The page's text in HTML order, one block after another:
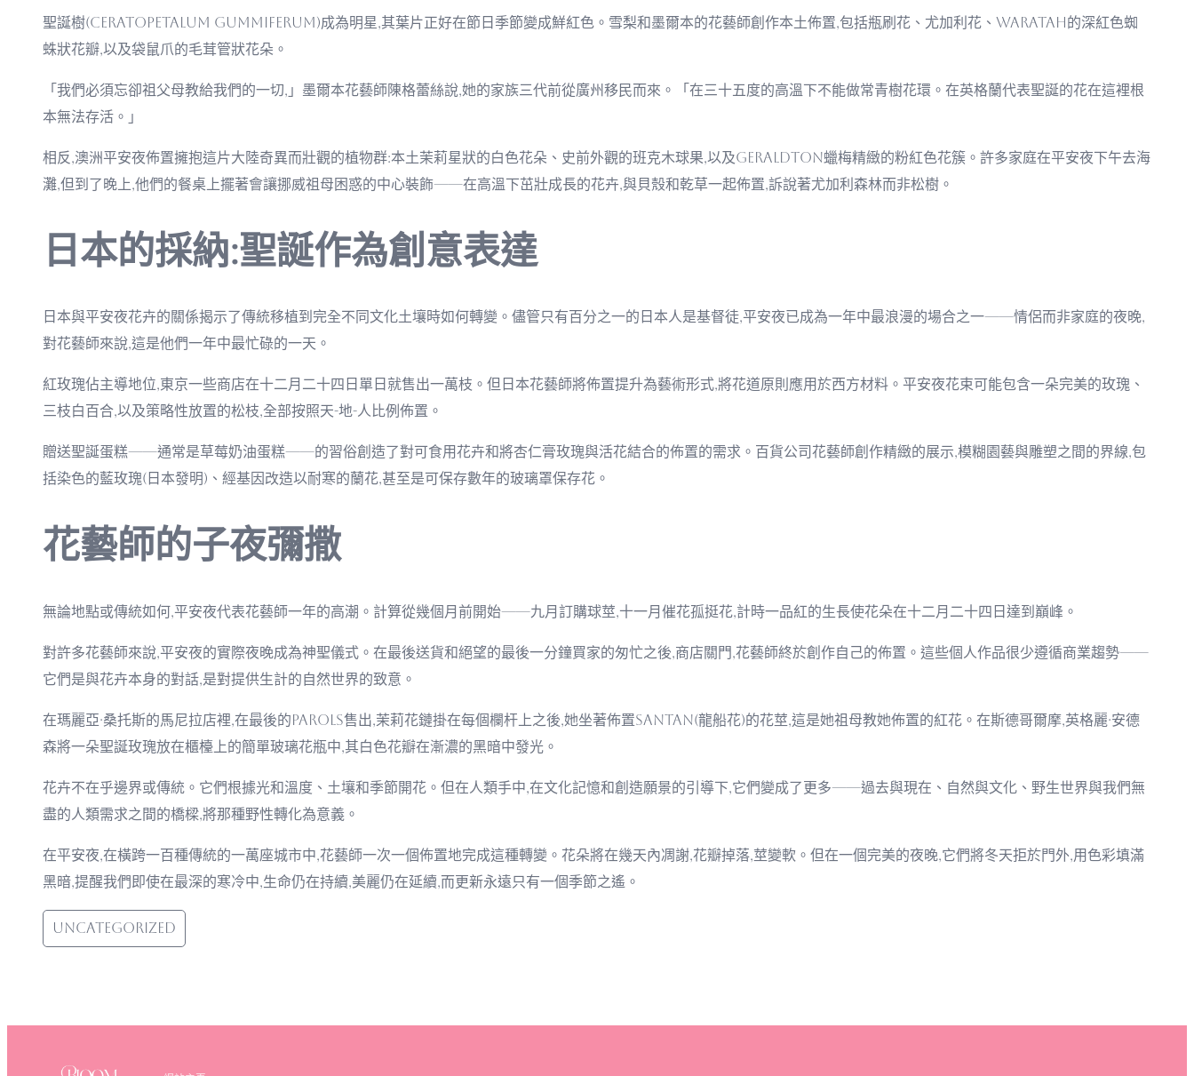
聖誕樹(Ceratopetalum gummiferum)成為明星,其葉片正好在節日季節變成鮮紅色。雪梨和墨爾本的花藝師創作本土佈置,包括瓶刷花、尤加利花、waratah的深紅色蜘
蛛狀花瓣,以及袋鼠爪的毛茸管狀花朵。
「我們必須忘卻祖父母教給我們的一切,」墨爾本花藝師陳格蕾絲說,她的家族三代前從廣州移民而來。「在三十五度的高溫下不能做常青樹花環。在英格蘭代表聖誕的花在這裡根
本無法存活。」
相反,澳洲平安夜佈置擁抱這片大陸奇異而壯觀的植物群:本土茉莉星狀的白色花朵、史前外觀的班克木球果,以及geraldton蠟梅精緻的粉紅色花簇。許多家庭在平安夜下午去海
灘,但到了晚上,他們的餐桌上擺著會讓挪威祖母困惑的中心裝飾——在高溫下茁壯成長的花卉,與貝殼和乾草一起佈置,訴說著尤加利森林而非松樹。
日本的採納:聖誕作為創意表達
日本與平安夜花卉的關係揭示了傳統移植到完全不同文化土壤時如何轉變。儘管只有百分之一的日本人是基督徒,平安夜已成為一年中最浪漫的場合之一——情侶而非家庭的夜晚,
對花藝師來說,這是他們一年中最忙碌的一天。
紅玫瑰佔主導地位,東京一些商店在十二月二十四日單日就售出一萬枝。但日本花藝師將佈置提升為藝術形式,將花道原則應用於西方材料。平安夜花束可能包含一朵完美的玫瑰、
三枝白百合,以及策略性放置的松枝,全部按照天-地-人比例佈置。
贈送聖誕蛋糕——通常是草莓奶油蛋糕——的習俗創造了對可食用花卉和將杏仁膏玫瑰與活花結合的佈置的需求。百貨公司花藝師創作精緻的展示,模糊園藝與雕塑之間的界線,包
括染色的藍玫瑰(日本發明)、經基因改造以耐寒的蘭花,甚至是可保存數年的玻璃罩保存花。
花藝師的子夜彌撒
無論地點或傳統如何,平安夜代表花藝師一年的高潮。計算從幾個月前開始——九月訂購球莖,十一月催花孤挺花,計時一品紅的生長使花朵在十二月二十四日達到巔峰。
對許多花藝師來說,平安夜的實際夜晚成為神聖儀式。在最後送貨和絕望的最後一分鐘買家的匆忙之後,商店關門,花藝師終於創作自己的佈置。這些個人作品很少遵循商業趨勢——
它們是與花卉本身的對話,是對提供生計的自然世界的致意。
在瑪麗亞·桑托斯的馬尼拉店裡,在最後的parols售出,茉莉花鏈掛在每個欄杆上之後,她坐著佈置santan(龍船花)的花莖,這是她祖母教她佈置的紅花。在斯德哥爾摩,英格麗·安德
森將一朵聖誕玫瑰放在櫃檯上的簡單玻璃花瓶中,其白色花瓣在漸濃的黑暗中發光。
花卉不在乎邊界或傳統。它們根據光和溫度、土壤和季節開花。但在人類手中,在文化記憶和創造願景的引導下,它們變成了更多——過去與現在、自然與文化、野生世界與我們無
盡的人類需求之間的橋樑,將那種野性轉化為意義。
在平安夜,在橫跨一百種傳統的一萬座城市中,花藝師一次一個佈置地完成這種轉變。花朵將在幾天內凋謝,花瓣掉落,莖變軟。但在一個完美的夜晚,它們將冬天拒於門外,用色彩填滿
黑暗,提醒我們即使在最深的寒冷中,生命仍在持續,美麗仍在延續,而更新永遠只有一個季節之遙。
Uncategorized